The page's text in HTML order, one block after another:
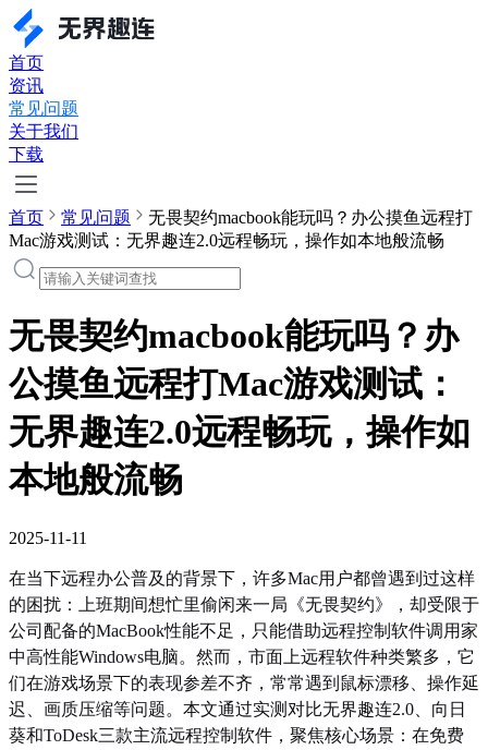
首页
资讯
常见问题
关于我们
下载
首页 常见问题
无畏契约macbook能玩吗？办公摸鱼远程打
Mac游戏测试：无界趣连2.0远程畅玩，操作如本地般流畅
无畏契约macbook能玩吗？办
公摸鱼远程打Mac游戏测试：
无界趣连2.0远程畅玩，操作如
本地般流畅
2025-11-11
在当下远程办公普及的背景下，许多Mac用户都曾遇到过这样
的困扰：上班期间想忙里偷闲来一局《无畏契约》，却受限于
公司配备的MacBook性能不足，只能借助远程控制软件调用家
中高性能Windows电脑。然而，市面上远程软件种类繁多，它
们在游戏场景下的表现参差不齐，常常遇到鼠标漂移、操作延
迟、画质压缩等问题。本文通过实测对比无界趣连2.0、向日
葵和ToDesk三款主流远程控制软件，聚焦核心场景：在免费